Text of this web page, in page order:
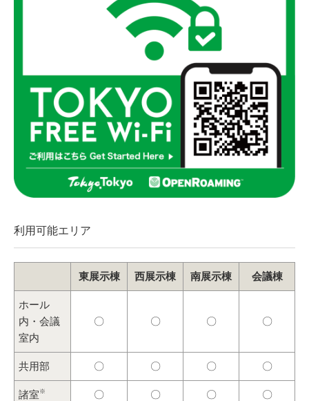
利用可能エリア
東展示棟 西展示棟 南展示棟 会議棟
ホール
内・会議
室内
〇 〇 〇 〇
共用部 〇 〇 〇 〇
諸室 ※ 〇 〇 〇 〇